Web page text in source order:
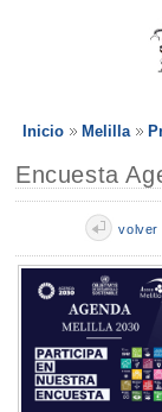
Inicio Melilla
Encuesta
volver